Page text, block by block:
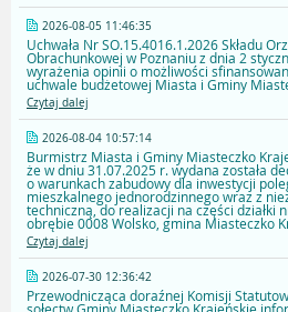
2026-08-05 11:46:35
Uchwała Nr SO.15.4016.1.2026 Składu
Obrachunkowej w Poznaniu z dnia 2
wyrażenia opinii o możliwości
uchwale budżetowej Miasta i Gminy
Czytaj dalej
2026-08-04 10:57:14
Burmistrz Miasta i Gminy Miasteczko
że w dniu 31.07.2025 r. wydana została
o warunkach zabudowy dla inwestycji
mieszkalnego jednorodzinnego wraz z
techniczną, do realizacji na części działki
obrębie 0008 Wolsko, gmina Miasteczko
Czytaj dalej
2026-07-30 12:36:42
Przewodnicząca doraźnej Komisji